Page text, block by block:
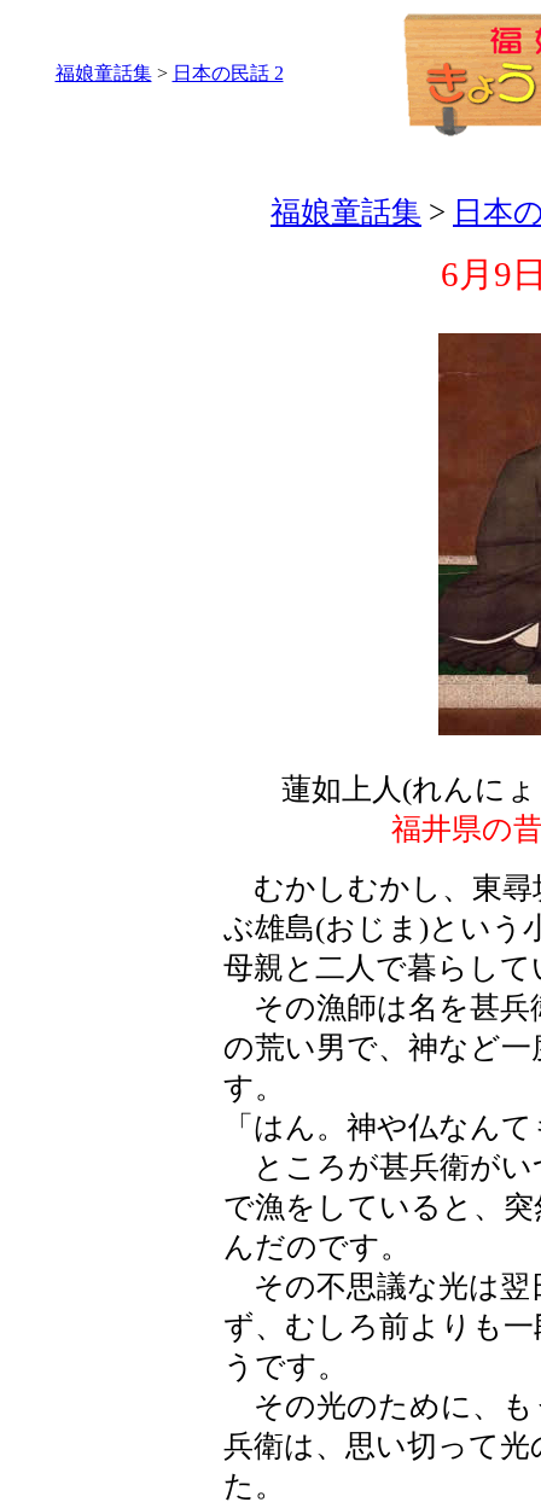
福娘童話集> 日本の民話 2
福娘童話集 > 日本
6月9
蓮如上人(れんに
福井県の
むかしむかし、東尋
ぶ雄島(おじま)という
母親と二人で暮らし
その漁師は名を甚兵
の荒い男で、神など
す。
「はん。神や仏なん
ところが甚兵衛がい
で漁をしていると、
んだのです。
その不思議な光は翌
ず、むしろ前よりも
うです。
その光のために、も
兵衛は、思い切って
た。